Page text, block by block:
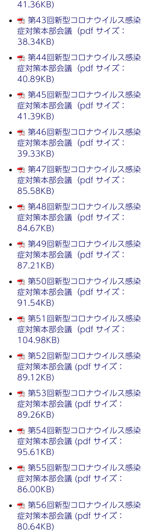
41.36KB)
第43回新型コロナウイルス感染
症対策本部会議（pdf サイズ：
38.34KB)
第44回新型コロナウイルス感染
症対策本部会議（pdf サイズ：
40.89KB)
第45回新型コロナウイルス感染
症対策本部会議（pdf サイズ：
41.39KB)
第46回新型コロナウイルス感染
症対策本部会議（pdf サイズ：
39.33KB)
第47回新型コロナウイルス感染
症対策本部会議（pdf サイズ：
85.58KB)
第48回新型コロナウイルス感染
症対策本部会議（pdf サイズ：
84.67KB)
第49回新型コロナウイルス感染
症対策本部会議（pdf サイズ：
87.21KB)
第50回新型コロナウイルス感染
症対策本部会議（pdf サイズ：
91.54KB)
第51回新型コロナウイルス感染
症対策本部会議（pdf サイズ：
104.98KB)
第52回新型コロナウイルス感染
症対策本部会議 (pdf サイズ：
89.12KB)
第53回新型コロナウイルス感染
症対策本部会議 (pdf サイズ：
89.26KB)
第54回新型コロナウイルス感染
症対策本部会議 (pdf サイズ：
95.61KB)
第55回新型コロナウイルス感染
症対策本部会議 (pdf サイズ：
86.00KB)
第56回新型コロナウイルス感染
症対策本部会議 (pdf サイズ：
80.64KB)